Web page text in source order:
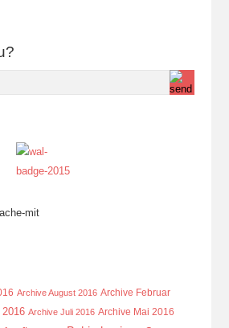
Archive August 2016 Archive Februar
Archive Juli 2016 Archive Mai 2016